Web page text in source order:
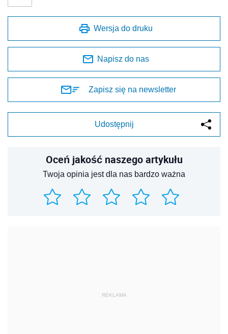
Wersja do druku
Napisz do nas
Zapisz się na newsletter
Udostępnij
Oceń jakość naszego artykułu
Twoja opinia jest dla nas bardzo ważna
REKLAMA